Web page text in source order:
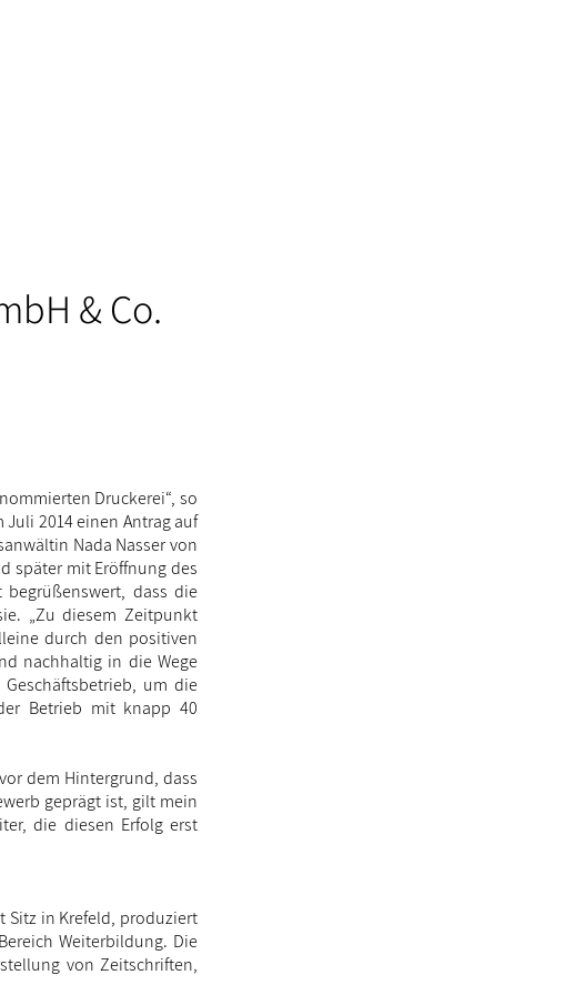
& Co.
Druckerei“, so
Juli 2014 einen Antrag auf
Nada Nasser von
später mit Eröffnung des
begrüßenswert, dass die
„Zu diesem Zeitpunkt
durch den positiven
nachhaltig in die Wege
um die
Betrieb mit knapp 40
dem Hintergrund, dass
geprägt ist, gilt mein
die diesen Erfolg erst
Sitz in Krefeld, produziert
Weiterbildung. Die
von Zeitschriften,